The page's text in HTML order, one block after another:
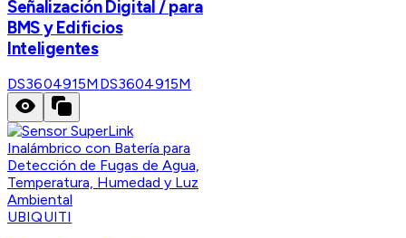
Señalización Digital / para
BMS y Edificios
Inteligentes
DS3604915M DS3604915M
UBIQUITI